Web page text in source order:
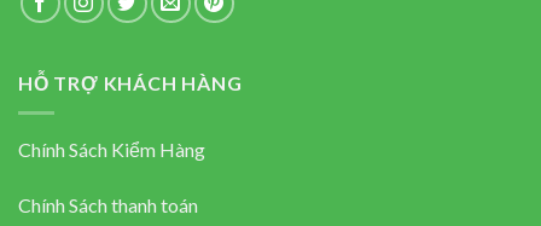
HỖ TRỢ KHÁCH HÀNG
Chính Sách Kiểm Hàng
Chính Sách thanh toán